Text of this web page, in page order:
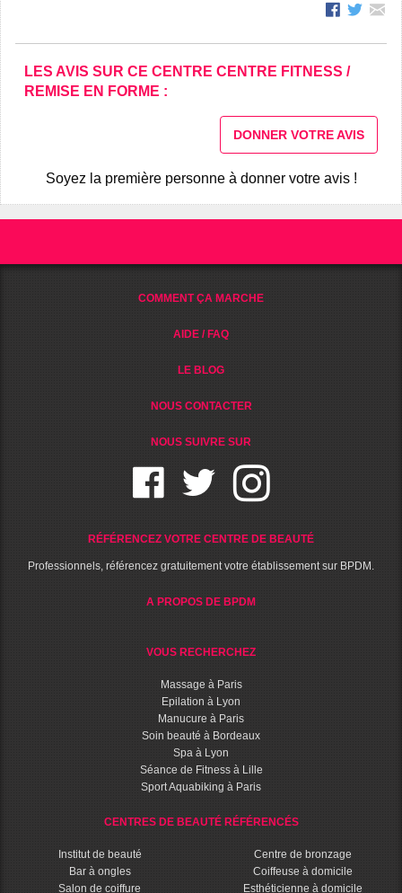
LES AVIS SUR CE CENTRE CENTRE FITNESS /
REMISE EN FORME :
DONNER VOTRE AVIS
Soyez la première personne à donner votre avis !
COMMENT ÇA MARCHE
AIDE / FAQ
LE BLOG
NOUS CONTACTER
NOUS SUIVRE SUR
RÉFÉRENCEZ VOTRE CENTRE DE BEAUTÉ
Professionnels, référencez gratuitement votre établissement sur BPDM.
A PROPOS DE BPDM
VOUS RECHERCHEZ
Massage à Paris
Epilation à Lyon
Manucure à Paris
Soin beauté à Bordeaux
Spa à Lyon
Séance de Fitness à Lille
Sport Aquabiking à Paris
CENTRES DE BEAUTÉ RÉFÉRENCÉS
Institut de beauté
Bar à ongles
Salon de coiffure
Centre de bronzage
Coiffeuse à domicile
Esthéticienne à domicile